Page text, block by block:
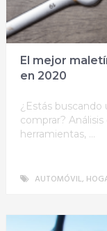
El mejor
en 2020
¿Estás
comprar?
herramientas, …
AUTOMÓVIL,